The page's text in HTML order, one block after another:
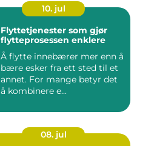
10. jul
Flyttetjenester som gjør
flytteprosessen enklere
Å flytte innebærer mer enn å
bære esker fra ett sted til et
annet. For mange betyr det
å kombinere e...
08. jul